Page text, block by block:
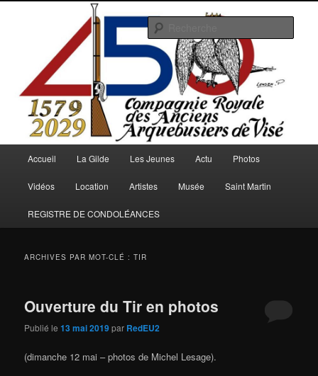
Arquebusiers.eu
Accueil La Gilde Les Jeunes Actu Photos
Vidéos Location Artistes Musée Saint Martin
REGISTRE DE CONDOLÉANCES
ARCHIVES PAR MOT-CLÉ :TIR
Ouverture du Tir en photos
Publié le13 mai 2019par RedEU2
(dimanche 12 mai – photos de Michel Lesage).